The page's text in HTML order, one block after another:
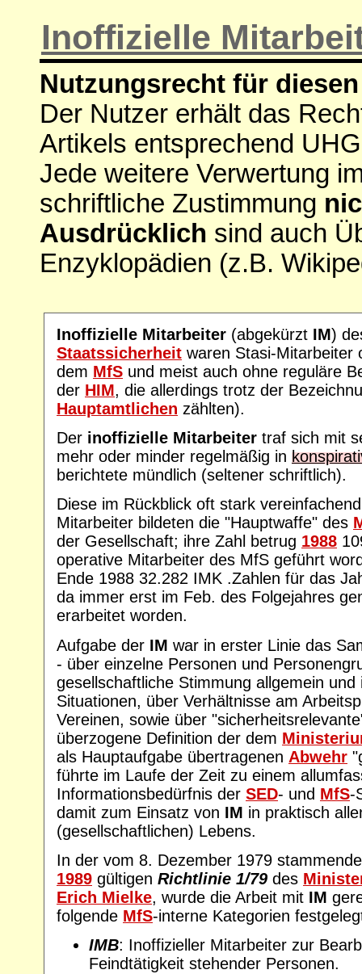
Inoffizielle
Nutzungsrecht für
Der Nutzer erhält das
Artikels entsprechend
Jede weitere Verwertung
schriftliche Zustimmung
Ausdrücklich sind auch
Enzyklopädien (z.B.
Inoffizielle Mitarbeiter (abgekürzt IM)
Staatssicherheit waren Stasi-Mitarbeiter
dem MfS und meist auch ohne reguläre
der HIM, die allerdings trotz der
Hauptamtlichen zählten).
Der inoffizielle Mitarbeiter traf sich mit
mehr oder minder regelmäßig in
berichtete mündlich (seltener schriftlich).
Diese im Rückblick oft stark
Mitarbeiter bildeten die "Hauptwaffe" des
der Gesellschaft; ihre Zahl betrug 1988
operative Mitarbeiter des MfS geführt
Ende 1988 32.282 IMK .Zahlen für das
da immer erst im Feb. des Folgejahres
erarbeitet worden.
Aufgabe der IM war in erster Linie das
- über einzelne Personen und
gesellschaftliche Stimmung allgemein und
Situationen, über Verhältnisse am
Vereinen, sowie über
überzogene Definition der dem
als Hauptaufgabe übertragenen Abwehr
führte im Laufe der Zeit zu einem
Informationsbedürfnis der SED- und MfS-
damit zum Einsatz von IM in praktisch
(gesellschaftlichen) Lebens.
In der vom 8. Dezember 1979
1989 gültigen Richtlinie 1/79 des
Erich Mielke, wurde die Arbeit mit IM
folgende MfS-interne Kategorien
IMB: Inoffizieller Mitarbeiter zur
Feindtätigkeit stehender Personen.